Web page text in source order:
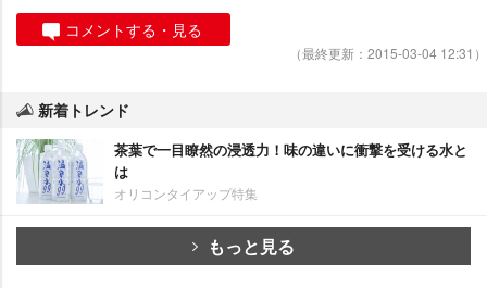
コメントする・見る
（最終更新：2015-03-04 12:31）
新着トレンド
茶葉で一目瞭然の浸透力！味の違いに衝撃を受ける水と
は
オリコンタイアップ特集
もっと見る